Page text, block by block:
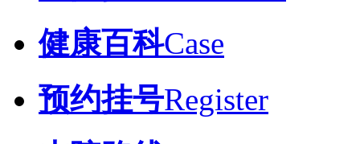
健康百科Case
预约挂号Register